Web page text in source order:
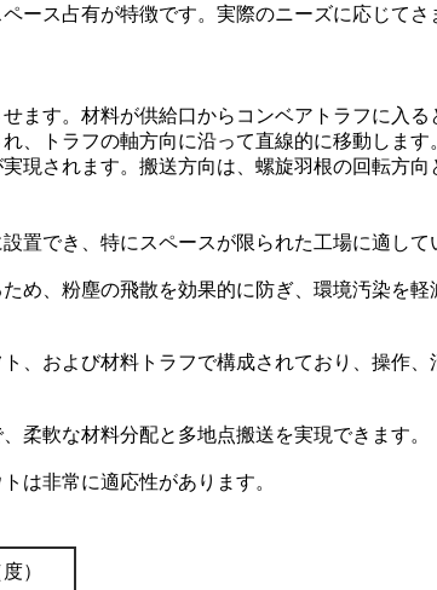
ース占有が特徴です。実際のニーズに応じてさ
ます。材料が供給口からコンベアトラフに入る
、トラフの軸方向に沿って直線的に移動しま
されます。搬送方向は、螺旋羽根の回転方向
置でき、特にスペースが限られた工場に適して
め、粉塵の飛散を効果的に防ぎ、環境汚染を
、および材料トラフで構成されており、操作
柔軟な材料分配と多地点搬送を実現できます。
は非常に適応性があります。
）